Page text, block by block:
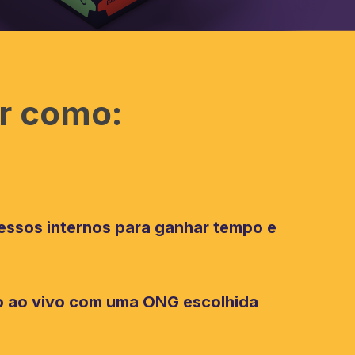
como:
internos para ganhar tempo e
vivo com uma ONG escolhida